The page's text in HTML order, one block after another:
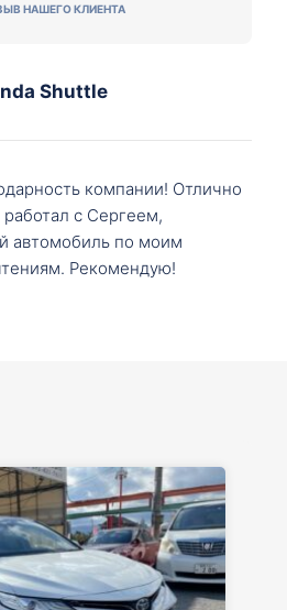
НАШЕГО КЛИЕНТА
Shuttle
компании! Отлично
с Сергеем,
автомобиль по моим
Рекомендую!